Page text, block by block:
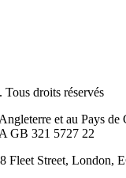
droits réservés
et au Pays de
GB 321 5727 22
Fleet Street, London,